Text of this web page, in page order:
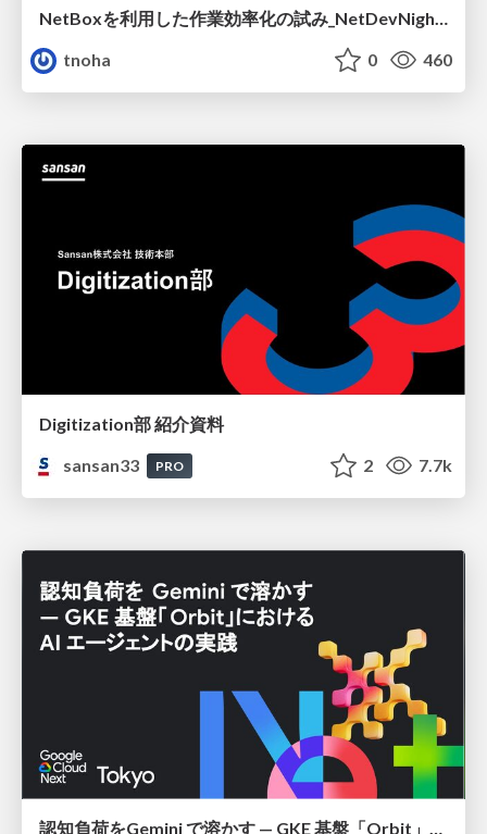
NetBoxを利用した作業効率化の試み_NetDevNight4
tnoha
0 460
Digitization部 紹介資料
sansan33
PRO 2 7.7k
認知負荷をGemini で溶かす — GKE 基盤「Orbit」における AI エージェントの実践